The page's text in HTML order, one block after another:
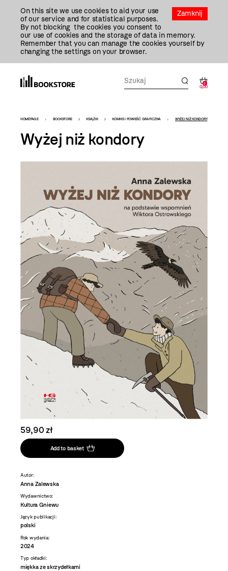
Zamknij
On this site we use cookies to aid your use
of our service and for statistical purposes.
By not blocking the cookies you consent to
our use of cookies and the storage of data in memory.
Remember that you can manage the cookies yourself by
changing the settings on your browser.
0
0,00
Bookstore
-
szablon
szczegóły
HOMEPAGE BOOKSTORE KSIĄŻKI KOMIKS I POWIEŚĆ GRAFICZNA WYŻEJ NIŻ KONDORY
Wyżej niż kondory
59,90 zł
Add to basket
Autor:
Anna Zalewska
Wydawnictwo:
Kultura Gniewu
Język publikacji:
polski
Rok wydania:
2024
Typ okładki:
miękka ze skrzydełkami